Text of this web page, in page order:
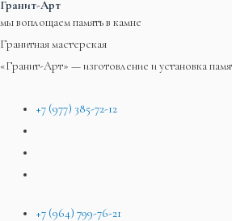
Гранит-Арт
мы воплощаем память в камне
Гранитная мастерская
«Гранит-Арт» — изготовление и установка
+7 (977) 385-72-12
+7 (964) 799-76-21